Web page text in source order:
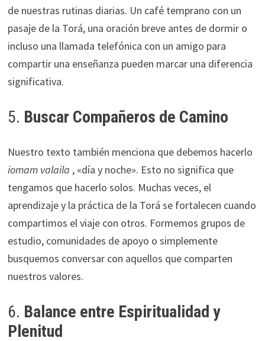
de nuestras rutinas diarias. Un café temprano con un
pasaje de la Torá, una oración breve antes de dormir o
incluso una llamada telefónica con un amigo para
compartir una enseñanza pueden marcar una diferencia
significativa.
5. Buscar Compañeros de Camino
Nuestro texto también menciona que debemos hacerlo
iomam valaila , «día y noche». Esto no significa que
tengamos que hacerlo solos. Muchas veces, el
aprendizaje y la práctica de la Torá se fortalecen cuando
compartimos el viaje con otros. Formemos grupos de
estudio, comunidades de apoyo o simplemente
busquemos conversar con aquellos que comparten
nuestros valores.
6. Balance entre Espiritualidad y
Plenitud